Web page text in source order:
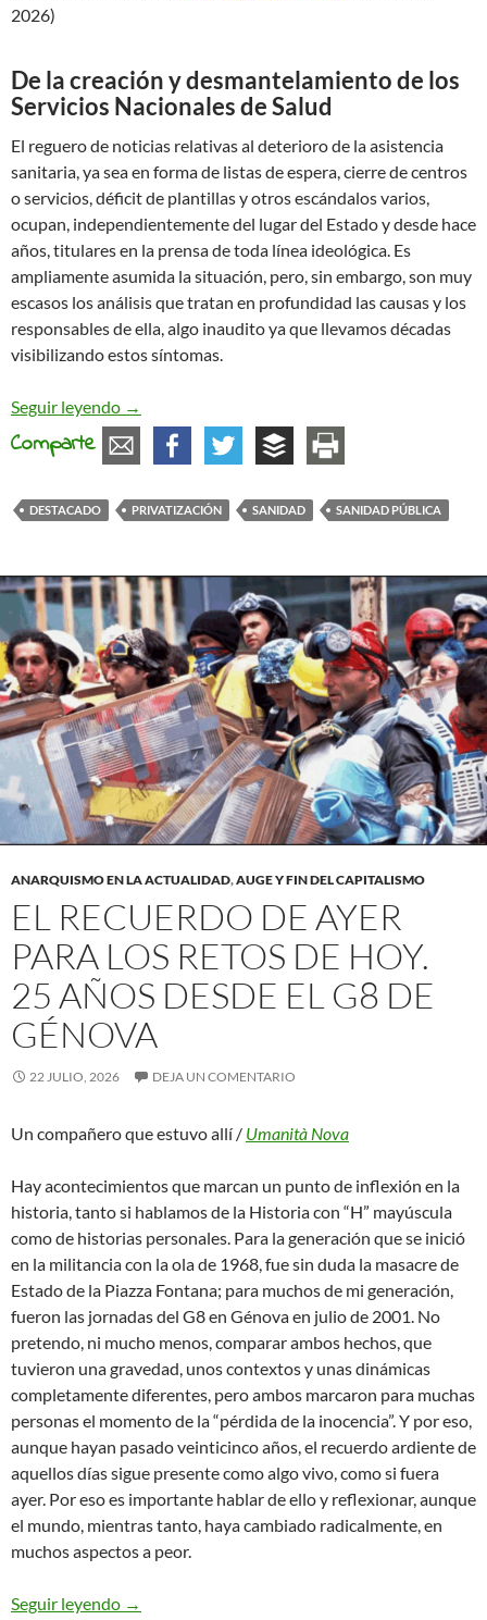
2026)
De la creación y desmantelamiento de los
Servicios Nacionales de Salud
El reguero de noticias relativas al deterioro de la asistencia
sanitaria, ya sea en forma de listas de espera, cierre de centros
o servicios, déficit de plantillas y otros escándalos varios,
ocupan, independientemente del lugar del Estado y desde hace
años, titulares en la prensa de toda línea ideológica. Es
ampliamente asumida la situación, pero, sin embargo, son muy
escasos los análisis que tratan en profundidad las causas y los
responsables de ella, algo inaudito ya que llevamos décadas
visibilizando estos síntomas.
Seguir leyendo Para entender la destrucción del sistema
→
Comparte
DESTACADO PRIVATIZACIÓN SANIDAD SANIDAD PÚBLICA
ANARQUISMO EN LA ACTUALIDAD,AUGE Y FIN DEL CAPITALISMO
EL RECUERDO DE AYER
PARA LOS RETOS DE HOY.
25 AÑOS DESDE EL G8 DE
GÉNOVA
22 JULIO, 2026 DEJA UN COMENTARIO
Un compañero que estuvo allí / Umanità Nova
Hay acontecimientos que marcan un punto de inflexión en la
historia, tanto si hablamos de la Historia con “H” mayúscula
como de historias personales. Para la generación que se inició
en la militancia con la ola de 1968, fue sin duda la masacre de
Estado de la Piazza Fontana; para muchos de mi generación,
fueron las jornadas del G8 en Génova en julio de 2001. No
pretendo, ni mucho menos, comparar ambos hechos, que
tuvieron una gravedad, unos contextos y unas dinámicas
completamente diferentes, pero ambos marcaron para muchas
personas el momento de la “pérdida de la inocencia”. Y por eso,
aunque hayan pasado veinticinco años, el recuerdo ardiente de
aquellos días sigue presente como algo vivo, como si fuera
ayer. Por eso es importante hablar de ello y reflexionar, aunque
el mundo, mientras tanto, haya cambiado radicalmente, en
muchos aspectos a peor.
Seguir leyendo El recuerdo de ayer para los retos de hoy. 25
→